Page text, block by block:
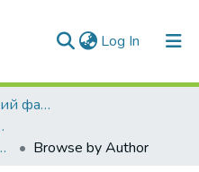
Log In (current)
Хіміко-технологічний факультет (ХТФ)
технології (ТНР,ВтаЗХТ)
Browse by Author